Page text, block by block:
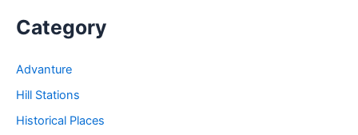
Category
Advanture
Hill Stations
Historical Places